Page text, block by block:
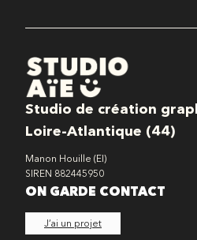
Studio de création
Loire-Atlantique (44)
Manon Houille (EI)
SIREN 882445950
ON GARDE CONTACT
J’ai un projet